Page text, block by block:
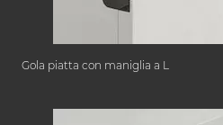
Gola piatta con maniglia a L